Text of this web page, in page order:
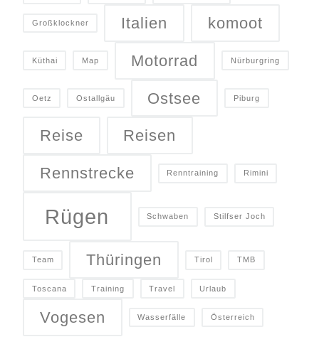
Großklockner Italien komoot
Küthai Map Motorrad Nürburgring
Oetz Ostallgäu Ostsee Piburg
Reise Reisen
Rennstrecke Renntraining Rimini
Rügen Schwaben Stilfser Joch
Team Thüringen Tirol TMB
Toscana Training Travel Urlaub
Vogesen Wasserfälle Österreich